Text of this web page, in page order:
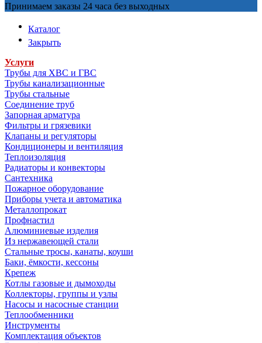
Принимаем заказы 24 часа без выходных
Каталог
Закрыть
Услуги
Трубы для ХВС и ГВС
Трубы канализационные
Трубы стальные
Соединение труб
Запорная арматура
Фильтры и грязевики
Клапаны и регуляторы
Кондиционеры и вентиляция
Теплоизоляция
Радиаторы и конвекторы
Сантехника
Пожарное оборудование
Приборы учета и автоматика
Металлопрокат
Профнастил
Алюминиевые изделия
Из нержавеющей стали
Стальные тросы, канаты, коуши
Баки, ёмкости, кессоны
Крепеж
Котлы газовые и дымоходы
Коллекторы, группы и узлы
Насосы и насосные станции
Теплообменники
Инструменты
Комплектация объектов